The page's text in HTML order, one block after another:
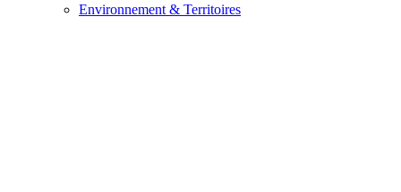
Environnement & Territoires